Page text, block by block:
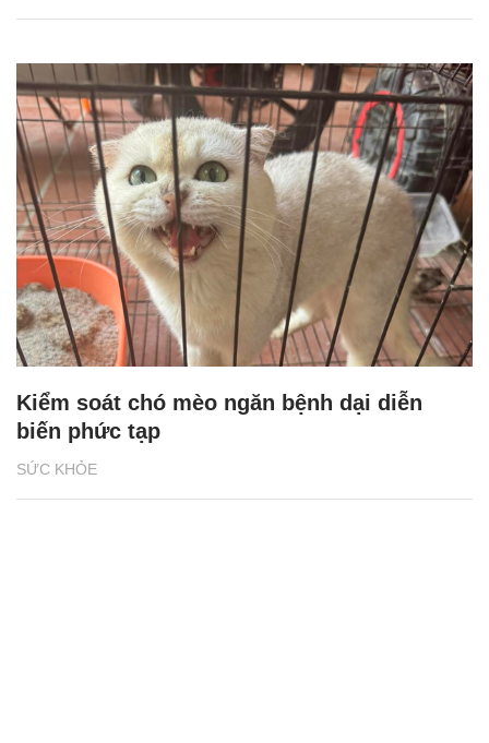
SỨC KHỎE
Kiểm soát chó mèo ngăn bệnh dại diễn
biến phức tạp